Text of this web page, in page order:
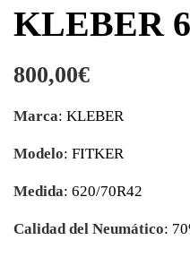
KLEBER
800,00€
Marca: KLEBER
Modelo: FITKER
Medida: 620/70R42
Calidad del Neumático: